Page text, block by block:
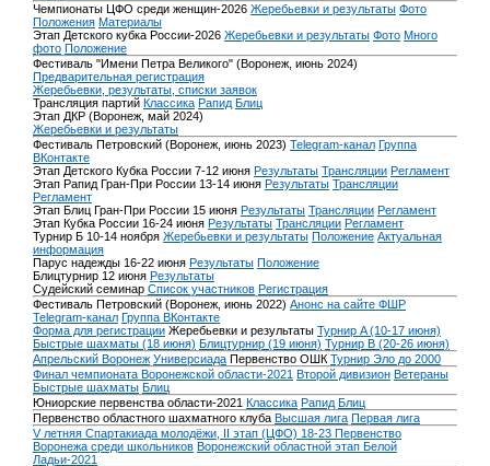
Чемпионаты ЦФО среди женщин-2026 Жеребьевки и результаты Фото
Положения Материалы
Этап Детского кубка России-2026 Жеребьевки и результаты Фото Много
фото Положение
Фестиваль "Имени Петра Великого" (Воронеж, июнь 2024)
Предварительная регистрация
Жеребьевки, результаты, списки заявок
Трансляция партий Классика Рапид Блиц
Этап ДКР (Воронеж, май 2024)
Жеребьевки и результаты
Фестиваль Петровский (Воронеж, июнь 2023) Telegram-канал Группа
ВКонтакте
Этап Детского Кубка России 7-12 июня Результаты Трансляции Регламент
Этап Рапид Гран-При России 13-14 июня Результаты Трансляции
Регламент
Этап Блиц Гран-При России 15 июня Результаты Трансляции Регламент
Этап Кубка России 16-24 июня Результаты Трансляции Регламент
Турнир Б 10-14 ноября Жеребьевки и результаты Положение Актуальная
информация
Парус надежды 16-22 июня Результаты Положение
Блицтурнир 12 июня Результаты
Судейский семинар Список участников Регистрация
Фестиваль Петровский (Воронеж, июнь 2022) Анонс на сайте ФШР
Telegram-канал Группа ВКонтакте
Форма для регистрации Жеребьевки и результаты Турнир A (10-17 июня)
Быстрые шахматы (18 июня) Блицтурнир (19 июня) Турнир B (20-26 июня)
Апрельский Воронеж Универсиада Первенство ОШК Турнир Эло до 2000
Финал чемпионата Воронежской области-2021 Второй дивизион Ветераны
Быстрые шахматы Блиц
Юниорские первенства области-2021 Классика Рапид Блиц
Первенство областного шахматного клуба Высшая лига Первая лига
V летняя Спартакиада молодёжи, II этап (ЦФО) 18-23 Первенство
Воронежа среди школьников Воронежский областной этап Белой
Ладьи-2021